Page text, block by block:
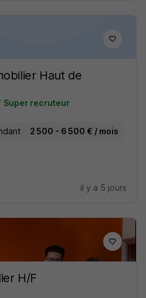
Haut de
Super recruteur
2 500 - 6 500 € / mois
il y a 5 jours
H/F